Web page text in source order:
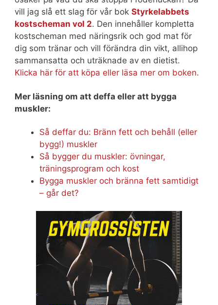
vill jag slå ett slag för vår bok Styrkelabbets
kostscheman vol 2. Den innehåller kompletta
kostscheman med näringsrik och god mat för
dig som tränar och vill förändra din vikt, allihop
sammansatta och uträknade av en dietist.
Klicka här för att köpa eller läsa mer om boken.
Mer läsning om att deffa eller att bygga
muskler:
Så deffar du: Bränn fett och behåll (eller
bygg!) muskler
Så bygger du muskler: övningar,
träningsprogram och kost
Bygga muskler och bränna fett samtidigt
– går det?